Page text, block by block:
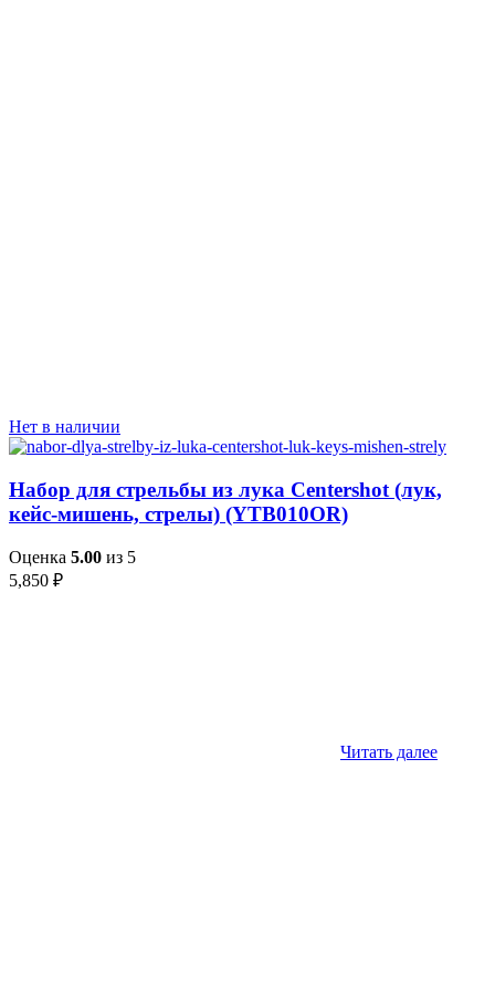
Нет в наличии
Набор для стрельбы из лука Centershot (лук,
кейс-мишень, стрелы) (YTB010OR)
Оценка 5.00 из 5
5,850 ₽
Читать далее